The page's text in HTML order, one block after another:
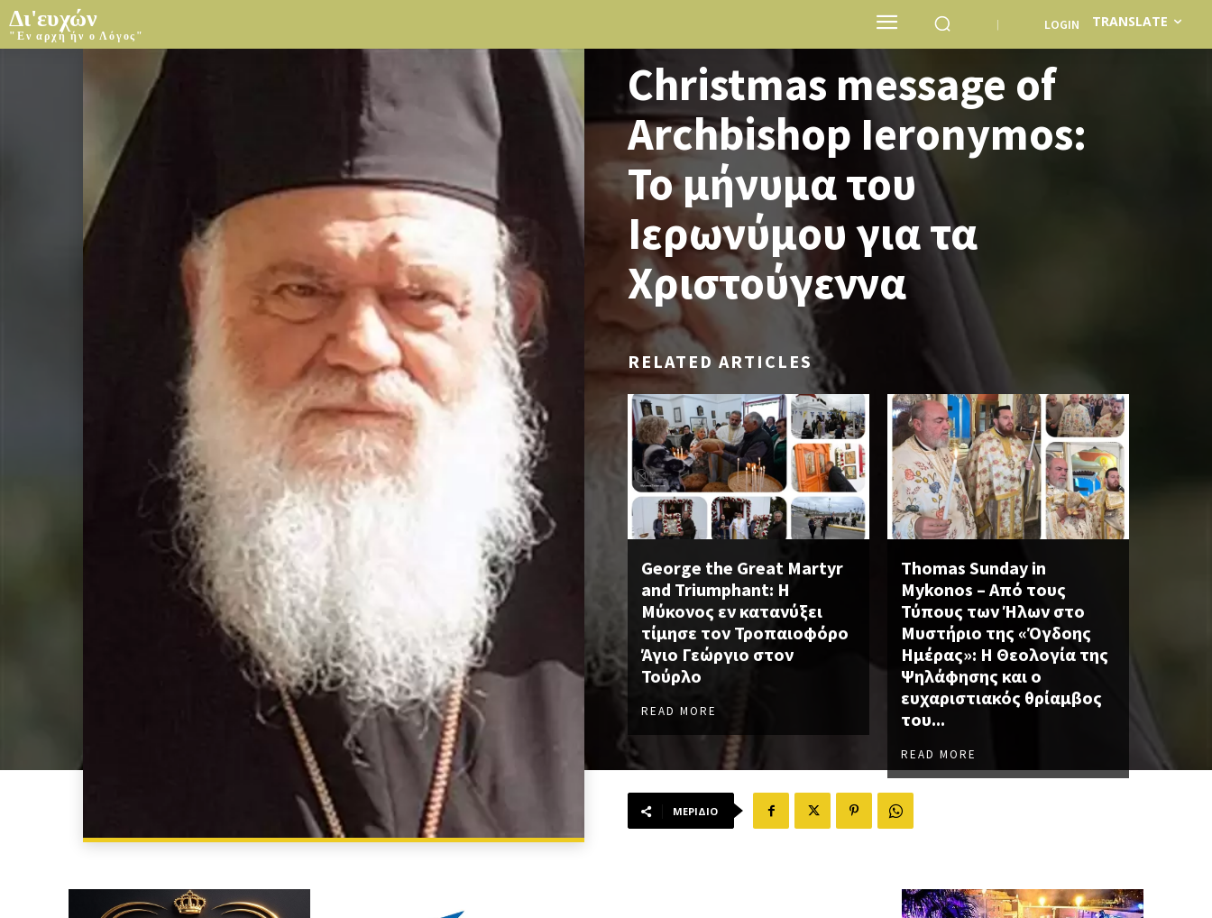
Δι'ευχών
"Εν αρχή ήν ο Λόγος"
TRANSLATE
LOGIN
Christmas message of
Archbishop Ieronymos:
Το μήνυμα του
Ιερωνύμου για τα
Χριστούγεννα
RELATED ARTICLES
George the Great Martyr
and Triumphant: Η
Μύκονος εν κατανύξει
τίμησε τον Τροπαιοφόρο
Άγιο Γεώργιο στον
Τούρλο
READ MORE
Thomas Sunday in
Mykonos – Από τους
Τύπους των Ήλων στο
Μυστήριο της «Όγδοης
Ημέρας»: Η Θεολογία της
Ψηλάφησης και ο
ευχαριστιακός θρίαμβος
του...
READ MORE
ΜΕΡΊΔΙΟ